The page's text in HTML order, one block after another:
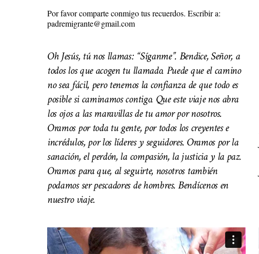
Por favor comparte conmigo tus recuerdos. Escribir a:
padremigrante@gmail.com
Oh Jesús, tú nos llamas: “Síganme”. Bendice, Señor, a
todos los que acogen tu llamado. Puede que el camino
no sea fácil, pero tenemos la confianza de que todo es
posible si caminamos contigo. Que este viaje nos abra
los ojos a las maravillas de tu amor por nosotros.
Oramos por toda tu gente, por todos los creyentes e
incrédulos, por los líderes y seguidores. Oramos por la
sanación, el perdón, la compasión, la justicia y la paz.
Oramos para que, al seguirte, nosotros también
podamos ser pescadores de hombres. Bendícenos en
nuestro viaje.